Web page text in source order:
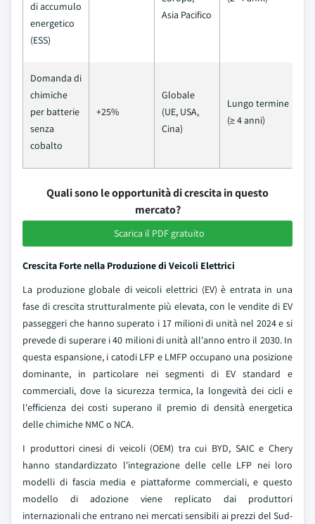
di accumulo
energetico
(ESS)
Asia Pacifico
Domanda di
chimiche
per batterie
senza
cobalto
+25%
Globale
(UE, USA,
Cina)
Lungo termine
(≥ 4 anni)
Quali sono le opportunità di crescita in questo
mercato?
Scarica il PDF gratuito
Crescita Forte nella Produzione di Veicoli Elettrici
La produzione globale di veicoli elettrici (EV) è entrata in una
fase di crescita strutturalmente più elevata, con le vendite di EV
passeggeri che hanno superato i 17 milioni di unità nel 2024 e si
prevede di superare i 40 milioni di unità all'anno entro il 2030. In
questa espansione, i catodi LFP e LMFP occupano una posizione
dominante, in particolare nei segmenti di EV standard e
commerciali, dove la sicurezza termica, la longevità dei cicli e
l'efficienza dei costi superano il premio di densità energetica
delle chimiche NMC o NCA.
I produttori cinesi di veicoli (OEM) tra cui BYD, SAIC e Chery
hanno standardizzato l'integrazione delle celle LFP nei loro
modelli di fascia media e piattaforme commerciali, e questo
modello di adozione viene replicato dai produttori
internazionali che entrano nei mercati sensibili ai prezzi del Sud-